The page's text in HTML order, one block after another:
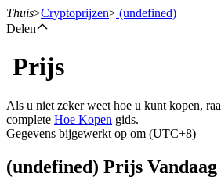
Termijncontracten
Thuis>Cryptoprijzen> (undefined)
Delen
Prijs
Als u niet zeker weet hoe u kunt kopen,
complete Hoe Kopen gids.
Gegevens bijgewerkt op om (UTC+8)
(undefined) Prijs Vandaag